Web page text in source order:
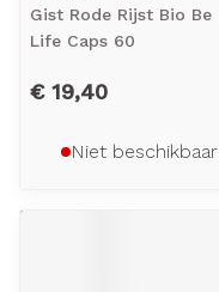
Gist Rode Rijst Bio Be
Life Caps 60
€ 19,40
Niet beschikbaar